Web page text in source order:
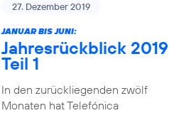
27. Dezember 2019
JANUAR BIS JUNI:
Jahresrückblick 2019
Teil 1
In den zurückliegenden zwölf
Monaten hat Telefónica